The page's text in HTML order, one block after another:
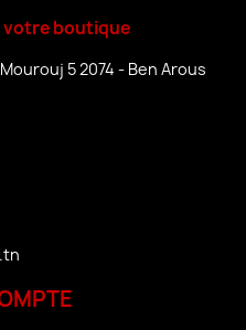
boutique
5 2074 - Ben Arous